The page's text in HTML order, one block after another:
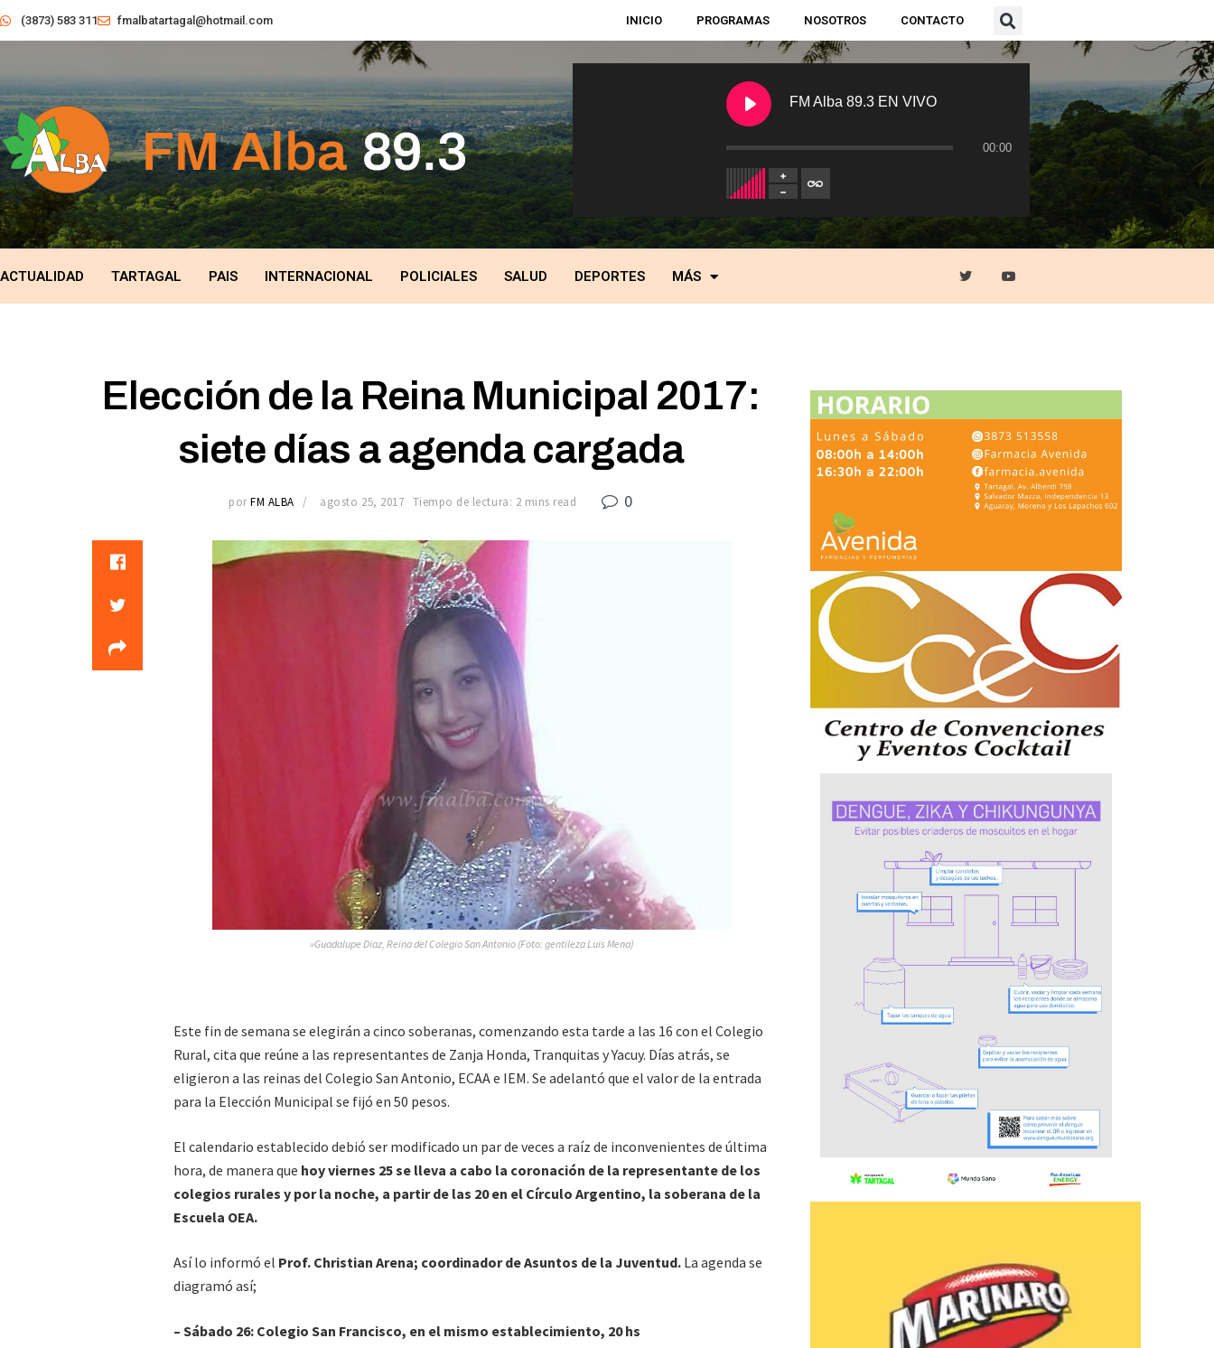
(3873) 583 311 fmalbatartagal@hotmail.com INICIO PROGRAMAS NOSOTROS CONTACTO
FM Alba 89.3 EN VIVO
00:00
ACTUALIDAD TARTAGAL PAIS INTERNACIONAL POLICIALES SALUD DEPORTES MÁS
Elección de la Reina Municipal 2017:
siete días a agenda cargada
por FM ALBA agosto 25, 2017 Tiempo de lectura: 2 mins read 0
»Guadalupe Diaz, Reina del Colegio San Antonio (Foto: gentileza Luis Mena)
Este fin de semana se elegirán a cinco soberanas, comenzando esta tarde a las 16 con el Colegio
Rural, cita que reúne a las representantes de Zanja Honda, Tranquitas y Yacuy. Días atrás, se
eligieron a las reinas del Colegio San Antonio, ECAA e IEM. Se adelantó que el valor de la entrada
para la Elección Municipal se fijó en 50 pesos.
El calendario establecido debió ser modificado un par de veces a raíz de inconvenientes de última
hora, de manera que hoy viernes 25 se lleva a cabo la coronación de la representante de los
colegios rurales y por la noche, a partir de las 20 en el Círculo Argentino, la soberana de la
Escuela OEA.
Así lo informó el Prof. Christian Arena; coordinador de Asuntos de la Juventud. La agenda se
diagramó así;
– Sábado 26: Colegio San Francisco, en el mismo establecimiento, 20 hs